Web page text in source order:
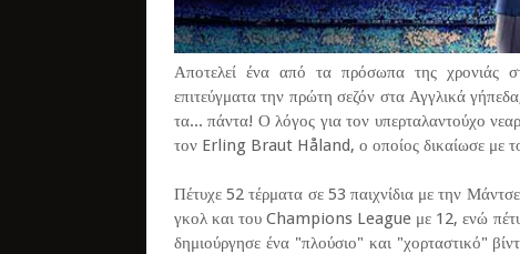
Αποτελεί ένα από τα πρόσωπα της χρονιάς
επιτεύγματα την πρώτη σεζόν στα Αγγλικά
τα... πάντα! Ο λόγος για τον υπερταλαντούχο
τον Erling Braut Håland, ο οποίος δικαίωσε με
Πέτυχε 52 τέρματα σε 53 παιχνίδια με την
γκολ και του Champions League με 12, ενώ
δημιούργησε ένα "πλούσιο" και "χορταστικό"